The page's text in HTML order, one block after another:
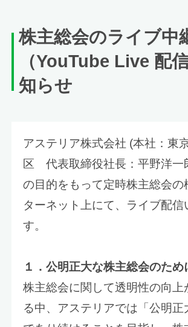
株主総会のライブ中
（YouTube Live 配
知らせ
アステリア株式会社 (本社：東
区 代表取締役社長：平野洋一
の目的をもって定時株主総会の
ターネット上にて、ライブ配信
す。
１．公明正大な株主総会のため
株主総会に関して透明性の向上
る中、アステリアでは「公明正